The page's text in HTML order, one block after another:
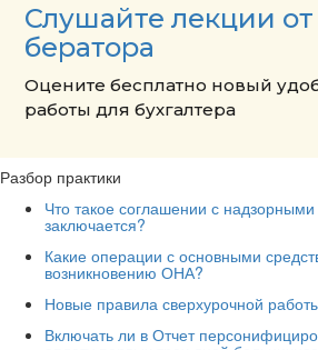
Слушайте лекции от
бератора
Оцените бесплатно новый
работы для бухгалтера
Разбор практики
Что такое соглашении с
заключается?
Какие операции с основными
возникновению ОНА?
Новые правила сверхурочной
Включать ли в Отчет